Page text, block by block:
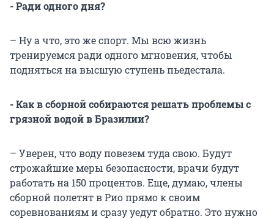
- Ради одного дня?
– Ну а что, это же спорт. Мы всю жизнь
тренируемся ради одного мгновения, чтобы
подняться на высшую ступень пьедестала.
- Как в сборной собираются решать проблемы с
грязной водой в Бразилии?
– Уверен, что воду повезем туда свою. Будут
строжайшие меры безопасности, врачи будут
работать на 150 процентов. Еще, думаю, члены
сборной полетят в Рио прямо к своим
соревнованиям и сразу уедут обратно. Это нужно